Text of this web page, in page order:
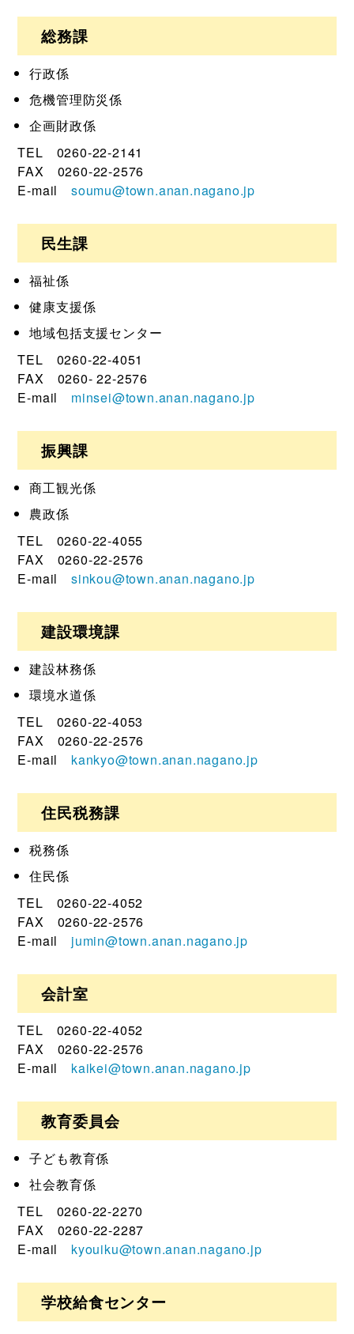
総務課
行政係
危機管理防災係
企画財政係
TEL 0260-22-2141
FAX 0260-22-2576
E-mailsoumu@town.anan.nagano.jp
民生課
福祉係
健康支援係
地域包括支援センター
TEL 0260-22-4051
FAX 0260- 22-2576
E-mail minsei@town.anan.nagano.jp
振興課
商工観光係
農政係
TEL 0260-22-4055
FAX 0260-22-2576
E-mailsinkou@town.anan.nagano.jp
建設環境課
建設林務係
環境水道係
TEL 0260-22-4053
FAX 0260-22-2576
E-mail kankyo@town.anan.nagano.jp
住民税務課
税務係
住民係
TEL 0260-22-4052
FAX 0260-22-2576
E-mail jumin@town.anan.nagano.jp
会計室
TEL 0260-22-4052
FAX 0260-22-2576
E-mail kaikei@town.anan.nagano.jp
教育委員会
子ども教育係
社会教育係
TEL 0260-22-2270
FAX 0260-22-2287
E-mail kyouiku@town.anan.nagano.jp
学校給食センター